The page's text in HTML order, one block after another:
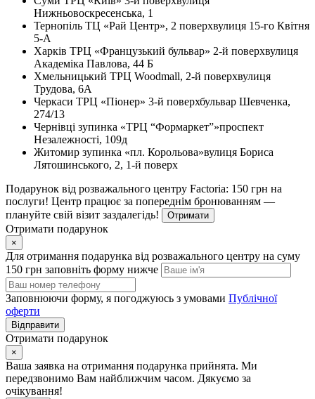
Нижньовоскресенська, 1
Тернопіль ТЦ «Рай Центр», 2 поверхвулиця 15-го Квітня
5-А
Харків ТРЦ «Французький бульвар» 2-й поверхвулиця
Академіка Павлова, 44 Б
Хмельницький ТРЦ Woodmall, 2-й поверхвулиця
Трудова, 6А
Черкаси ТРЦ «Піонер» 3-й поверхбульвар Шевченка,
274/13
Чернівці зупинка «ТРЦ “Формаркет”»проспект
Незалежності, 109д
Житомир зупинка «пл. Корольова»вулиця Бориса
Лятошинського, 2, 1-й поверх
Подарунок від розважального центру Factoria: 150 грн на
послуги! Центр працює за попереднім бронюванням —
плануйте свій візит заздалегідь!
Отримати
Отримати подарунок
×
Для отримання подарунка від розважального центру на суму
150 грн заповніть форму нижче
Заповнюючи форму, я погоджуюсь з умовами Публічної
оферти
Відправити
Отримати подарунок
×
Ваша заявка на отримання подарунка прийнята. Ми
передзвонимо Вам найближчим часом. Дякуємо за
очікування!